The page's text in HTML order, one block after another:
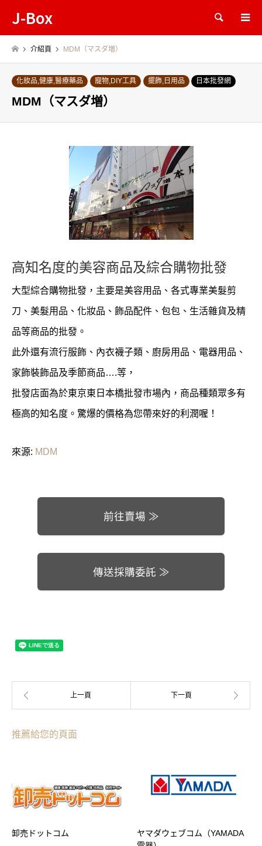
J-Box Search
介紹頁 MDM（マスダ増）
化妝品,健康,醫療藥品 寵物,DIY工具 擺飾,日用品 日本批發網
MDM（マスダ増）
高知名度的美容商品及綜合購物批發
大型綜合購物批發，主要是美容用品、各式專業美髮剪
刀、美髮用品、化妝品、飾品配件、包包、生活雜貨及精
品等商品的批發。
此外還有流行服飾、內衣襪子類、廚房用品、電器用品、
家飾裝飾品及季節商品….等，
批發店面為於東京東日本橋批發市場內，商品種類眾多有
極高的知名度。驚爆的價格為您帶來好的利潤喔！
來源: MDM
前往賣場 ≫
傳送採購委託 ≫
推薦給您的頁面
卸売ドットコム
ヤマダウェブコム（YAMADA